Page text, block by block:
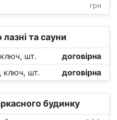
грн
та сауни
ключ, шт.
договірна
ключ, шт.
договірна
будинку